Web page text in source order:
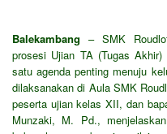
Balekambang – SMK
prosesi Ujian TA (Tugas
satu agenda penting menuju
dilaksanakan di Aula SMK
peserta ujian kelas XII, dan
Munzaki, M. Pd.,